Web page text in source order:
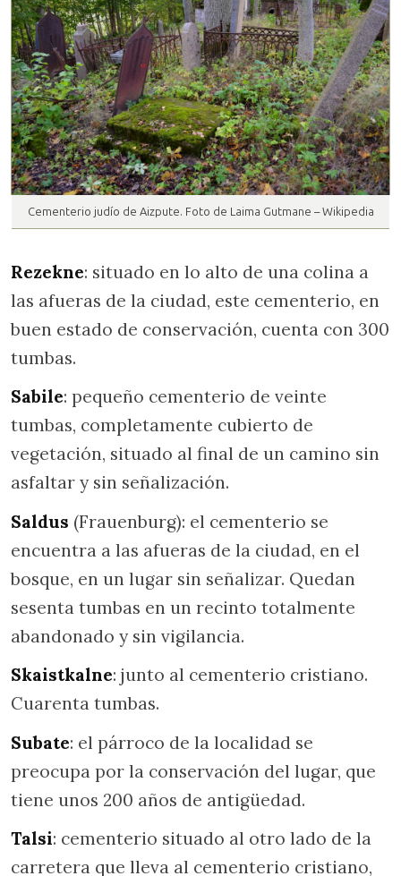
Cementerio judío de Aizpute. Foto de Laima Gutmane – Wikipedia
Rezekne: situado en lo alto de una colina a
las afueras de la ciudad, este cementerio, en
buen estado de conservación, cuenta con 300
tumbas.
Sabile: pequeño cementerio de veinte
tumbas, completamente cubierto de
vegetación, situado al final de un camino sin
asfaltar y sin señalización.
Saldus (Frauenburg): el cementerio se
encuentra a las afueras de la ciudad, en el
bosque, en un lugar sin señalizar. Quedan
sesenta tumbas en un recinto totalmente
abandonado y sin vigilancia.
Skaistkalne: junto al cementerio cristiano.
Cuarenta tumbas.
Subate: el párroco de la localidad se
preocupa por la conservación del lugar, que
tiene unos 200 años de antigüedad.
Talsi: cementerio situado al otro lado de la
carretera que lleva al cementerio cristiano,